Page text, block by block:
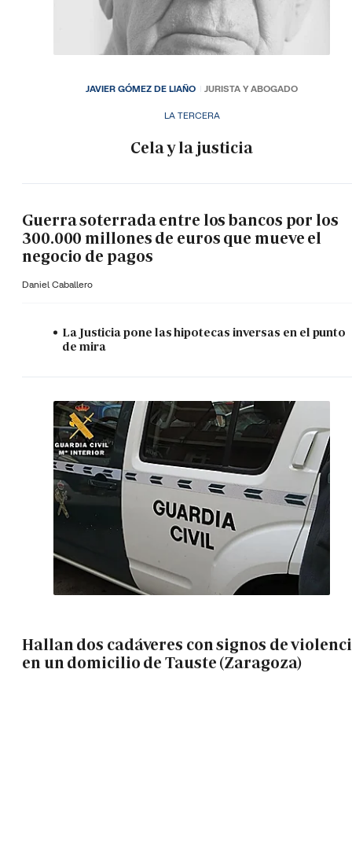
LA TERCERA
Cela y la justicia
JAVIER GÓMEZ DE LIAÑO JURISTA Y ABOGADO
Guerra soterrada entre los bancos por los
300.000 millones de euros que mueve el
negocio de pagos
Daniel Caballero
La Justicia pone las hipotecas inversas en el punto
de mira
Hallan dos cadáveres con signos de
en un domicilio de Tauste (Zaragoza)